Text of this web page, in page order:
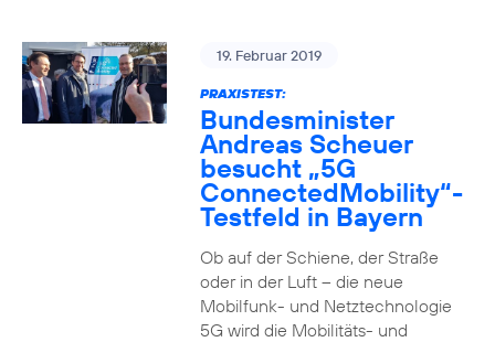
19. Februar 2019
PRAXISTEST:
Bundesminister
Andreas Scheuer
besucht „5G
ConnectedMobility“-
Testfeld in Bayern
Ob auf der Schiene, der Straße
oder in der Luft – die neue
Mobilfunk- und Netztechnologie
5G wird die Mobilitäts- und